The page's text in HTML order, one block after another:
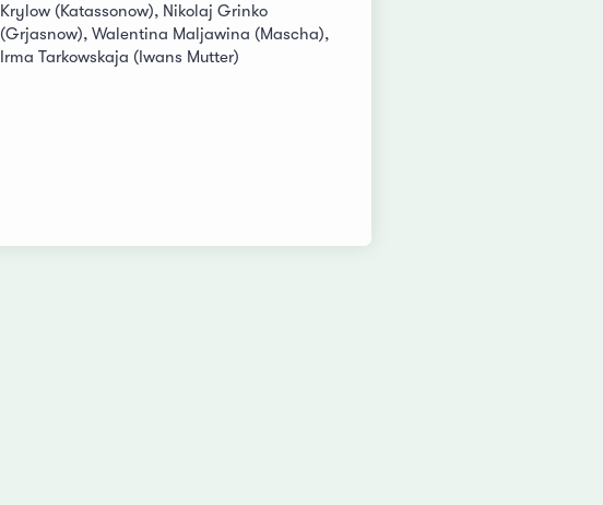
Krylow (Katassonow), Nikolaj Grinko
(Grjasnow), Walentina Maljawina (Mascha),
Irma Tarkowskaja (Iwans Mutter)